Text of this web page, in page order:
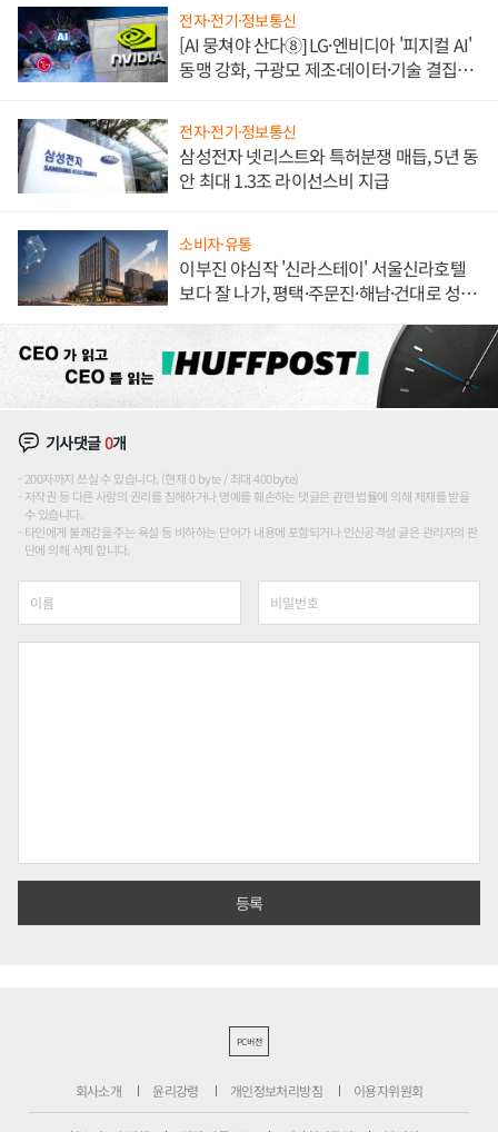
전자·전기·정보통신
[AI 뭉쳐야 산다⑧] LG·엔비디아 '피지컬 AI'
동맹 강화, 구광모 제조·데이터·기술 결집
전자·전기·정보통신
삼성전자 넷리스트와 특허분쟁 매듭, 5년 동
안 최대 1.3조 라이선스비 지급
소비자·유통
이부진 야심작 '신라스테이' 서울신라호텔
보다 잘 나가, 평택·주문진·해남·건대로 성
기사댓글0개
200자까지 쓰실 수 있습니다. (현재 0 byte / 최대 400byte)
저작권 등 다른 사람의 권리를 침해하거나 명예를 훼손하는 댓글은 관련 법률에 의해 제재를 받을
수 있습니다.
타인에게 불쾌감을 주는 욕설 등 비하하는 단어가 내용에 포함되거나 인신공격성 글은 관리자의 판
단에 의해 삭제 합니다.
PC버전
회사소개 윤리강령 개인정보처리방침 이용자위원회